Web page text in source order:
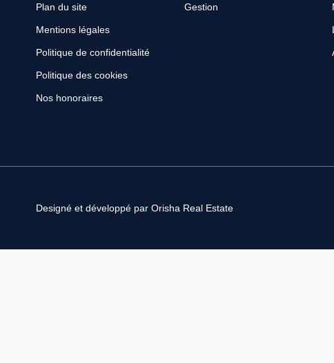
Plan du site
Mentions légales
Politique de confidentialité
Politique des cookies
Nos honoraires
Gestion
Designé et développé par Orisha Real Estate